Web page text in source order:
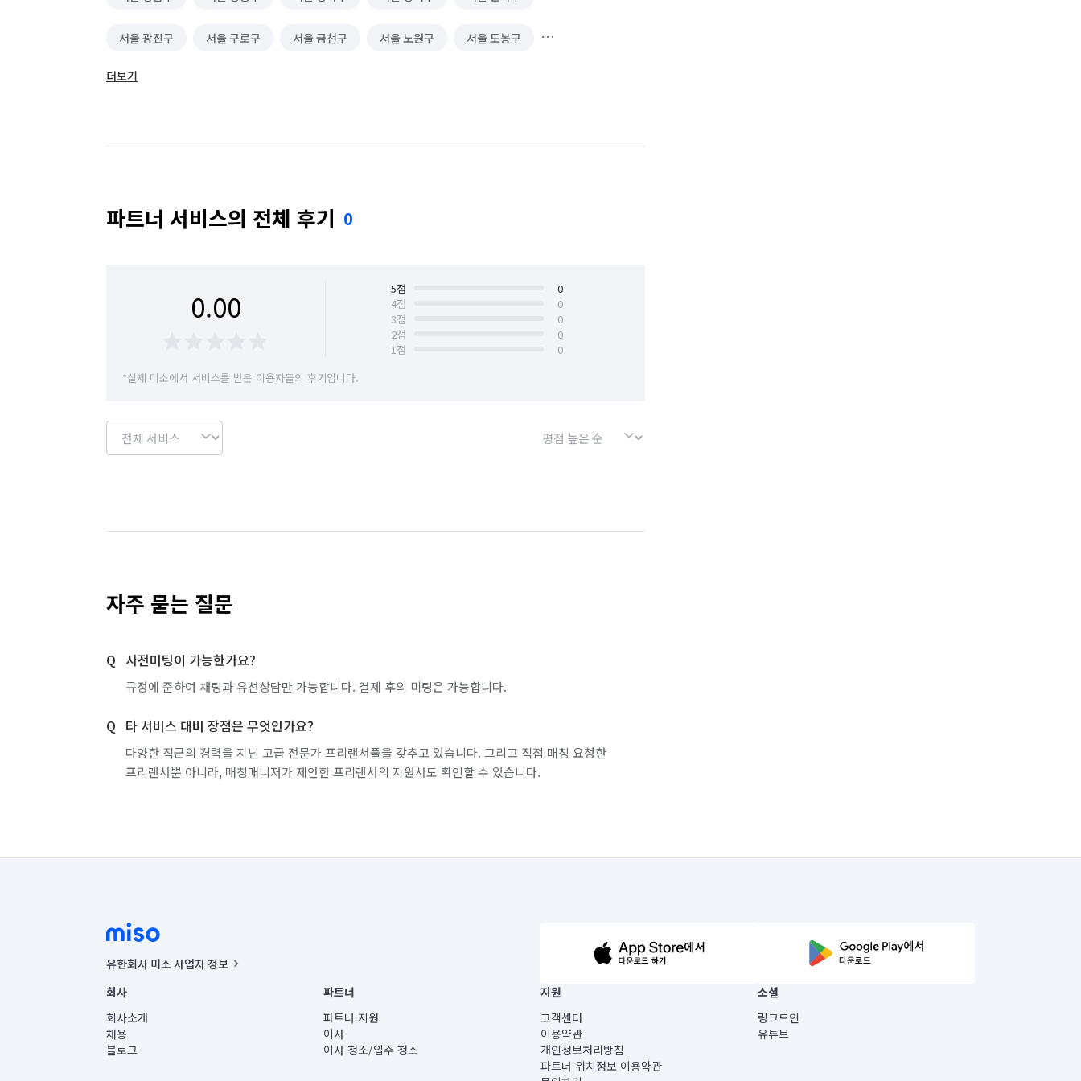
서울 광진구 서울 구로구 서울 금천구 서울 노원구 서울 도봉구
서울 동대문구
더보기
파트너 서비스의 전체 후기 0
0.00 5점
0
4점
0
3점
0
2점
0
1점
0
*실제 미소에서 서비스를 받은 이용자들의 후기입니다.
자주 묻는 질문
사전미팅이 가능한가요?
규정에 준하여 채팅과 유선상담만 가능합니다. 결제 후의 미팅은 가능합니다.
타 서비스 대비 장점은 무엇인가요?
다양한 직군의 경력을 지닌 고급 전문가 프리랜서풀을 갖추고 있습니다. 그리고 직접 매칭 요청한
프리랜서뿐 아니라, 매칭매니저가 제안한 프리랜서의 지원서도 확인할 수 있습니다.
유한회사 미소 사업자 정보
사업자등록번호 : 291-87-00271 | 인허가번호 : 2016-3220163-14-5-00019 |
통신판매신고번호 : 2024-서울종로-1400(공정거래위원회 정보) |
대표이사 : CHING VICTOR COLUMBIA RHEE
주소 | 본사: 서울특별시 종로구 율곡로 6(중학동, 트윈트리빌딩) B동 5층
컨택센터 : 서울특별시 종로구 수송동 율곡로 24, 7층, 8층 미소
회사
회사소개
채용
블로그
파트너
파트너 지원
이사
이사 청소/입주 청소
지원
고객센터
이용약관
개인정보처리방침
파트너 위치정보 이용약관
소셜
링크드인
유튜브